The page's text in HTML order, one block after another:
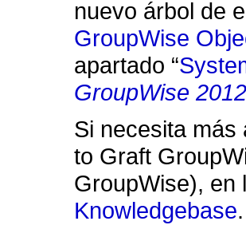
nuevo árbol de
GroupWise
apartado
GroupWise 2012
Si necesita
to Graft
GroupWise),
Knowledgebase.